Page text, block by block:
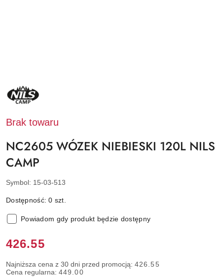
NAZWA
PRODUCENTA:
NILS
Brak towaru
NC2605 WÓZEK NIEBIESKI 120L NILS
CAMP
Symbol: 15-03-513
Dostępność:0 szt.
Powiadom gdy produkt będzie dostępny
Cena:
426.55
Najniższa cena z 30 dni przed promocją: 426.55
Cena regularna: 449.00